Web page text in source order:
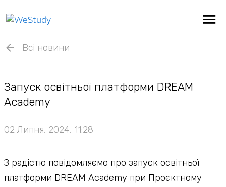
Всі новини
Запуск освітньої платформи DREAM
Academy
02 Липня, 2024, 11:28
З радістю повідомляємо про запуск освітньої
платформи DREAM Academy при Проєктному